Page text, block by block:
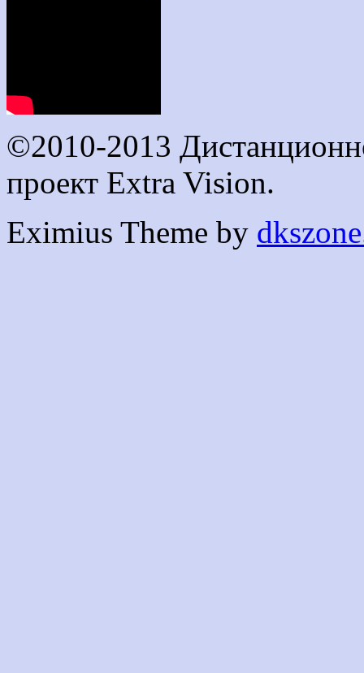
©2010-2013
проект Extra Vision.
Eximius Theme by